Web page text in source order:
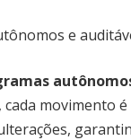
e
, cada movimento